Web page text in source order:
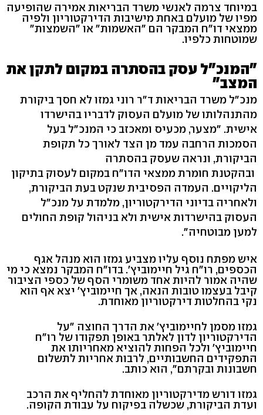
במיוחד צרמה לאנשי משרד הבריאות אמירה שהופיעה
מפיו של מועלם באחת מישיבות הדירקטוריון ולפיה
ממצאי דו"ח המבקר הם "האשמות" או "השמצות"
שמוטחות כלפיו.
"המנכ"ל עסק בהסתרה במקום לתקן את
המצב"
מנכ"ל משרד הבריאות ד"ר רוני גמזו לא חסך ביקורת
מהתנהלותו של מועלם העסוק לדבריו בהישרדו
אישית. "מצער, מכעיס ומאכזב כי המנכ"ל בעל
הסמכות הרחבה עמד מן הצד לאורך כל תקופת
הביקורת, ונראה שעסק בהסתרה
ובהקטנת חומרת ממצאי הדו"ח במקום לעסוק בתיקון
הליקויים. העמדה הפסיבית שנקט בעת הביקורת,
ולאחריה בדיוני הדירקטוריון, מלמדת על מנכ"ל
העסוק בהישרדות אישית ולא בניהול קופת החולים
למען מבוטחיה".
איש מפתח נוסף עליו מצביע גמזו הוא מנהל אגף
הכספים, רו"ח גיל חיימוביץ'. בדו"ח המבקר נמצא כי מי
שהיה אמור להיות אחד משומרי הסף של כספי הציבור
קיבל בעצמו טובות הנאה, אך חיימוביץ' יצא אף הוא
נקי בהחלטות דירקטוריון מאוחדת.
גמזו מסמן לחיימוביץ' את הדרך החוצה "על
הדירקטוריון לדון לאלתר באופן תפקודו של רו"ח
חיימוביץ' ולכל הפחות להוציא מאחריותו את
התפקידים החשבותיים, לרבות אחריות לתשלום
חשבונות ובקרתם", הוא כותב.
גמזו דורש מדירקטוריון מאוחדת להחליף את הרכב
ועדת הביקורת, שכשלה בפיקוח על עבודת הקופה.